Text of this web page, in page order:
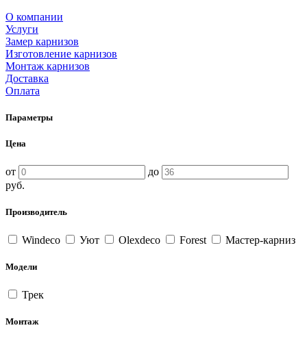
О компании
Услуги
Замер карнизов
Изготовление карнизов
Монтаж карнизов
Доставка
Оплата
Параметры
Цена
от
до
руб.
Производитель
Windeco Уют Olexdeco Forest Мастер-карниз
Модели
Трек
Монтаж